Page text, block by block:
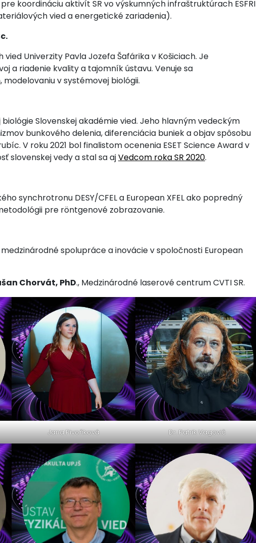
pre koordináciu aktivít SR vo výskumných infraštruktúrach ESFRI
vied a energetické zariadenia).
Univerzity Pavla Jozefa Šafárika v Košiciach. Je
a riadenie kvality a tajomník ústavu. Venuje sa
v systémovej biológii.
Slovenskej akadémie vied. Jeho hlavným vedeckým
bunkového delenia, diferenciácia buniek a objav spôsobu
V roku 2021 bol finalistom ocenenia ESET Science Award v
slovenskej vedy a stal sa ajVedcom roka SR 2020.
synchrotronu DESY/CFEL a European XFEL ako popredný
pre röntgenové zobrazovanie.
spolupráce a inovácie v spoločnosti European
Chorvát, PhD., Medzinárodné laserové centrum CVTI SR.
Jana Pivoňková Dr. Patrik Vagovič